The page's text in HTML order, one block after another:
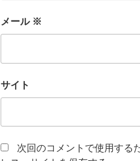
メール ※
サイト
次回のコメントで使用する